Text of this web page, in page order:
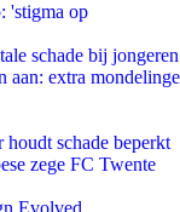
'stigma op
schade bij jongeren
aan: extra mondelinge
schade beperkt
zege FC Twente
Evolved